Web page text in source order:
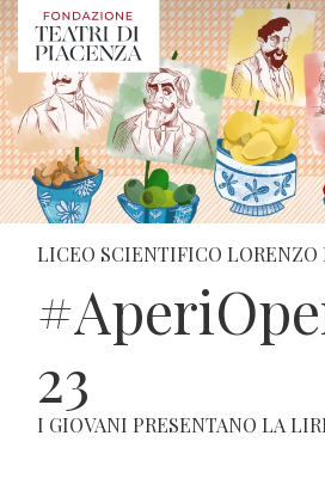
LICEO SCIENTIFICO LORENZO
23
I GIOVANI PRESENTANO LA